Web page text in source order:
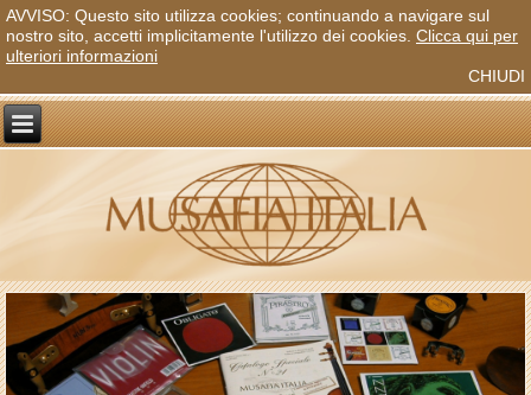
AVVISO: Questo sito utilizza cookies; continuando a navigare sul
nostro sito, accetti implicitamente l'utilizzo dei cookies. Clicca qui per
ulteriori informazioni
CHIUDI